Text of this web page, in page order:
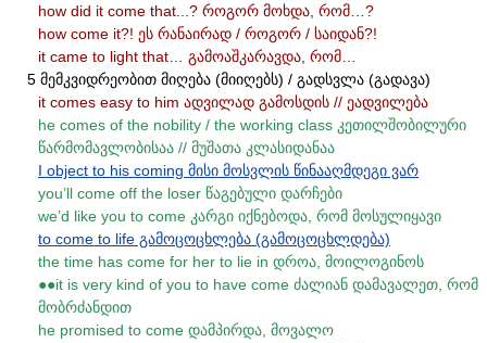
how did it come that...? როგორ მოხდა, რომ…?
how come it?! ეს რანაირად / როგორ / საიდან?!
it came to light that… გამოაშკარავდა, რომ…
5 მემკვიდრეობით მიღება (მიიღებს) / გადსვლა (გადავა)
it comes easy to him ადვილად გამოსდის // ეადვილება
he comes of the nobility / the working class კეთილშობილური
წარმომავლობისაა // მუშათა კლასიდანაა
I object to his coming მისი მოსვლის წინააღმდეგი ვარ
you’ll come off the loser წაგებული დარჩები
we’d like you to come კარგი იქნებოდა, რომ მოსულიყავი
to come to life გამოცოცხლება (გამოცოცხლდება)
the time has come for her to lie in დროა, მოილოგინოს
●●it is very kind of you to have come ძალიან დამავალეთ, რომ
მობრძანდით
he promised to come დამპირდა, მოვალო